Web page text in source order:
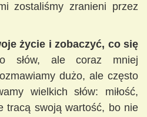
zostaliśmy zranieni przez
życie i zobaczyć, co się
słów, ale coraz mniej
dużo, ale często
wielkich słów: miłość,
tracą swoją wartość, bo nie